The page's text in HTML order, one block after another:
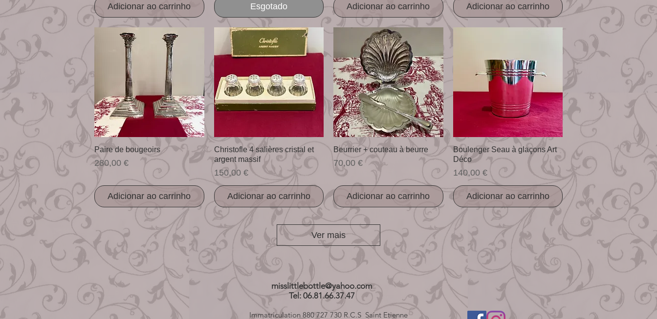
Adicionar ao carrinho Esgotado Adicionar ao carrinho Adicionar ao carrinho
Visualização rápida
Paire de bougeoirs
Preço
280,00 €
Adicionar ao carrinho
Visualização rápida
Christofle 4 salières cristal et
argent massif
Preço
150,00 €
Adicionar ao carrinho
Visualização rápida
Beurrier + couteau à beurre
Preço
70,00 €
Adicionar ao carrinho
Visualização rápida
Boulenger Seau à glaçons Art
Déco
Preço
140,00 €
Adicionar ao carrinho
Ver mais
misslittlebottle@yahoo.com
Tel: 06.81.66.37.47
Immatriculation 880 727 730 R.C.S Saint Etienne